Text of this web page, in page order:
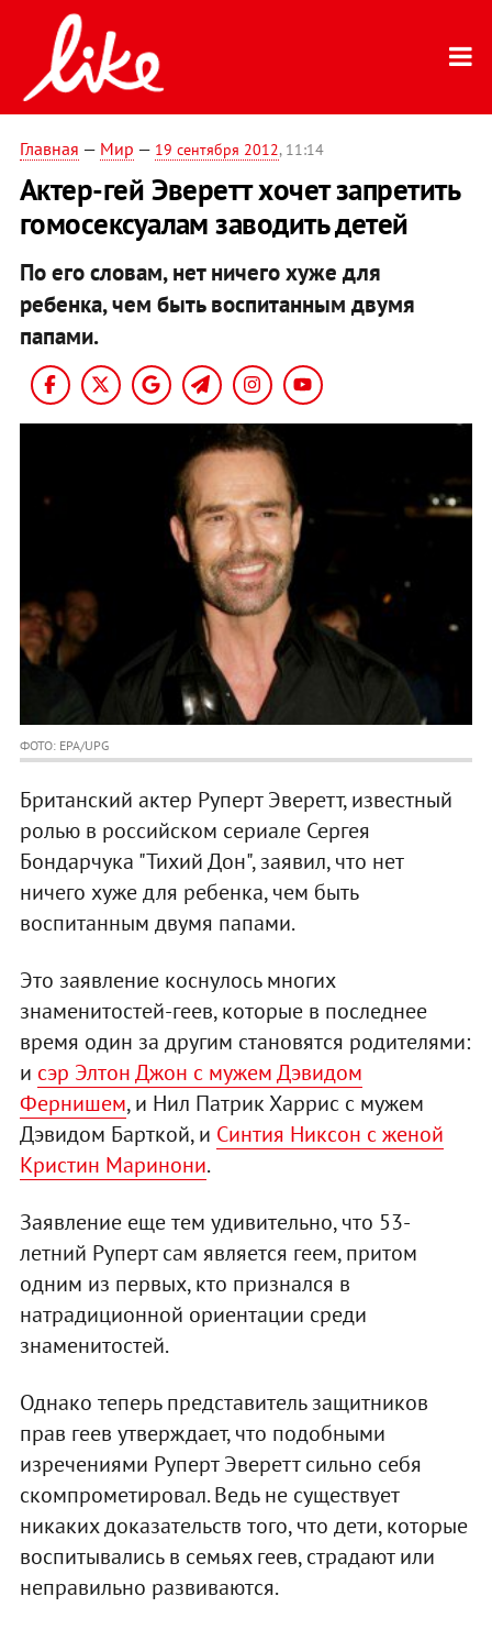
Главная — Мир — 19 сентября 2012, 11:14
Актер-гей Эверетт хочет запретить
гомосексуалам заводить детей
По его словам, нет ничего хуже для
ребенка, чем быть воспитанным двумя
папами.
ФОТО: EPA/UPG
Британский актер Руперт Эверетт, известный
ролью в российском сериале Сергея
Бондарчука "Тихий Дон", заявил, что нет
ничего хуже для ребенка, чем быть
воспитанным двумя папами.
Это заявление коснулось многих
знаменитостей-геев, которые в последнее
время один за другим становятся родителями:
и сэр Элтон Джон с мужем Дэвидом
Фернишем, и Нил Патрик Харрис с мужем
Дэвидом Барткой, и Синтия Никсон с женой
Кристин Маринони.
Заявление еще тем удивительно, что 53-
летний Руперт сам является геем, притом
одним из первых, кто признался в
натрадиционной ориентации среди
знаменитостей.
Однако теперь представитель защитников
прав геев утверждает, что подобными
изречениями Руперт Эверетт сильно себя
скомпрометировал. Ведь не существует
никаких доказательств того, что дети, которые
воспитывались в семьях геев, страдают или
неправильно развиваются.